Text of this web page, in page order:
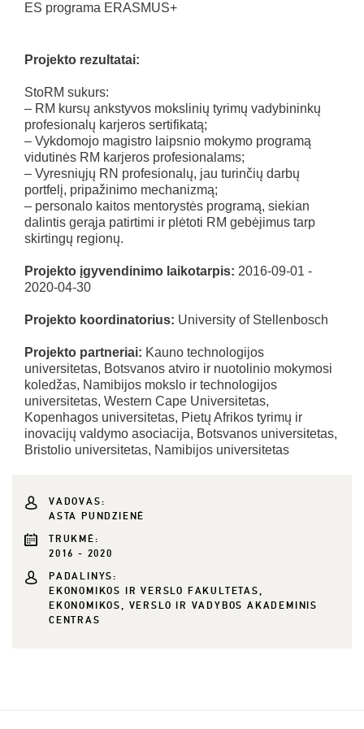
ES programa ERASMUS+
Projekto rezultatai:
StoRM sukurs:
– RM kursų ankstyvos mokslinių tyrimų vadybininkų
profesionalų karjeros sertifikatą;
– Vykdomojo magistro laipsnio mokymo programą
vidutinės RM karjeros profesionalams;
– Vyresniųjų RN profesionalų, jau turinčių darbų
portfelį, pripažinimo mechanizmą;
– personalo kaitos mentorystės programą, siekian
dalintis gerąja patirtimi ir plėtoti RM gebėjimus tarp
skirtingų regionų.
Projekto įgyvendinimo laikotarpis: 2016-09-01 -
2020-04-30
Projekto koordinatorius: University of Stellenbosch
Projekto partneriai: Kauno technologijos
universitetas, Botsvanos atviro ir nuotolinio mokymosi
koledžas, Namibijos mokslo ir technologijos
universitetas, Western Cape Universitetas,
Kopenhagos universitetas, Pietų Afrikos tyrimų ir
inovacijų valdymo asociacija, Botsvanos universitetas,
Bristolio universitetas, Namibijos universitetas
VADOVAS:
ASTA PUNDZIENĖ
TRUKMĖ:
2016 - 2020
PADALINYS:
EKONOMIKOS IR VERSLO FAKULTETAS,
EKONOMIKOS, VERSLO IR VADYBOS AKADEMINIS
CENTRAS